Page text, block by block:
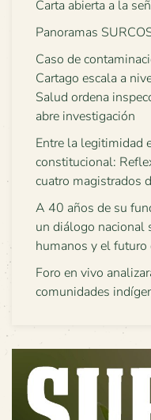
Carta abierta a la
Panoramas
Caso de
Cartago escala a
Salud ordena
abre investigación
Entre la legitimidad
constitucional:
cuatro magistrados
A 40 años de su
un diálogo nacional
humanos y el
Foro en vivo
comunidades